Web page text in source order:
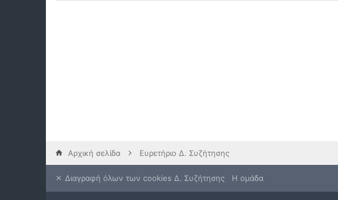
Αρχική σελίδα Ευρετήριο Δ. Συζήτησης
Διαγραφή όλων των cookies Δ. Συζήτησης Η ομάδα